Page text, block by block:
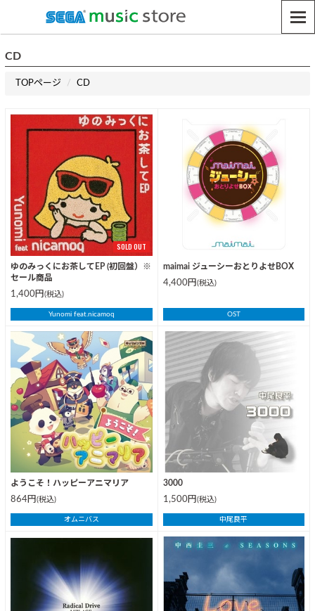
CD
TOPページ CD
SOLD OUT
ゆのみっくにお茶してEP (初回盤）※
セール商品
1,400円(税込)
Yunomi feat.nicamoq
maimai ジューシーおとりよせBOX
4,400円(税込)
OST
ようこそ！ハッピーアニマリア
864円(税込)
オムニバス
3000
1,500円(税込)
中尾良平